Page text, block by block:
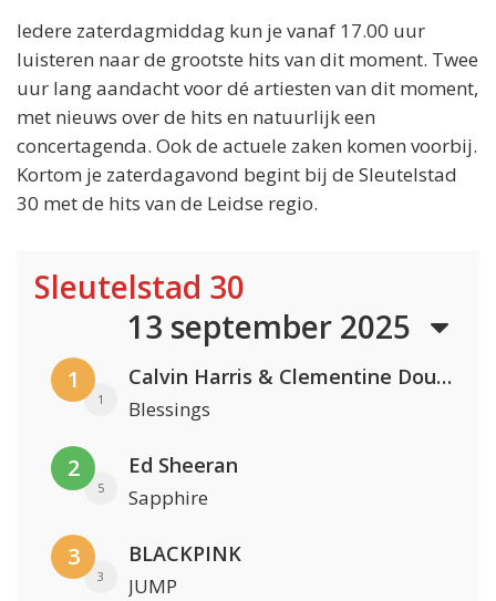
Iedere zaterdagmiddag kun je vanaf 17.00 uur
luisteren naar de grootste hits van dit moment. Twee
uur lang aandacht voor dé artiesten van dit moment,
met nieuws over de hits en natuurlijk een
concertagenda. Ook de actuele zaken komen voorbij.
Kortom je zaterdagavond begint bij de Sleutelstad
30 met de hits van de Leidse regio.
Sleutelstad 30
13 september 2025
1
1
Calvin Harris & Clementine Douglas
Blessings
2
5
Ed Sheeran
Sapphire
3
3
BLACKPINK
JUMP